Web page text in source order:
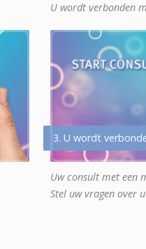
U wordt verbonden
3. U wordt
Uw consult met een
Stel uw vragen over